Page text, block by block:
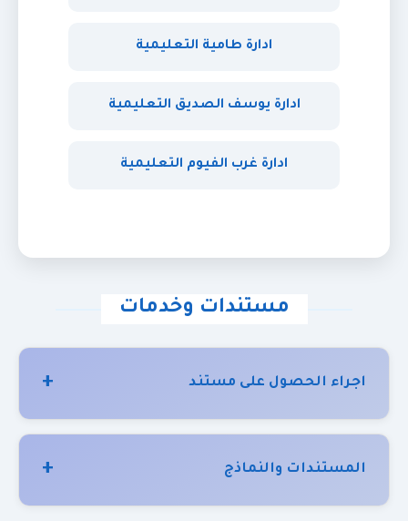
ادارة طامية التعليمية
ادارة يوسف الصديق التعليمية
ادارة غرب الفيوم التعليمية
مستندات وخدمات
اجراء الحصول على مستند
اجازة بدون مرتب
المستندات والنماذج